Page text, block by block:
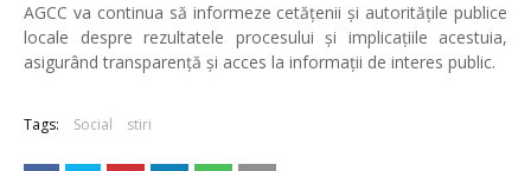
AGCC va continua să informeze cetățenii și autoritățile publice
locale despre rezultatele procesului și implicațiile acestuia,
asigurând transparență și acces la informații de interes public.
Tags: Social stiri